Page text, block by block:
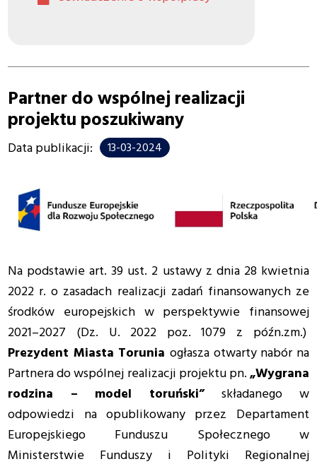
Partner do wspólnej realizacji
projektu poszukiwany
Data publikacji: 13-03-2024
Na podstawie art. 39 ust. 2 ustawy z dnia 28 kwietnia
2022 r. o zasadach realizacji zadań finansowanych ze
środków europejskich w perspektywie finansowej
2021–2027 (Dz. U. 2022 poz. 1079 z późn.zm.)
Prezydent Miasta Torunia ogłasza otwarty nabór na
Partnera do wspólnej realizacji projektu pn.„Wygrana
rodzina – model toruński”składanego w
odpowiedzi na opublikowany przez Departament
Europejskiego Funduszu Społecznego w
Ministerstwie Funduszy i Polityki Regionalnej